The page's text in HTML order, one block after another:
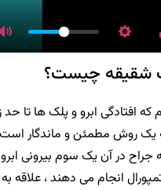
شقیقه چیست؟
که افتادگی ابرو و پلک ها
در آن یک سوم بیرونی
انجام می دهند ، علاقه